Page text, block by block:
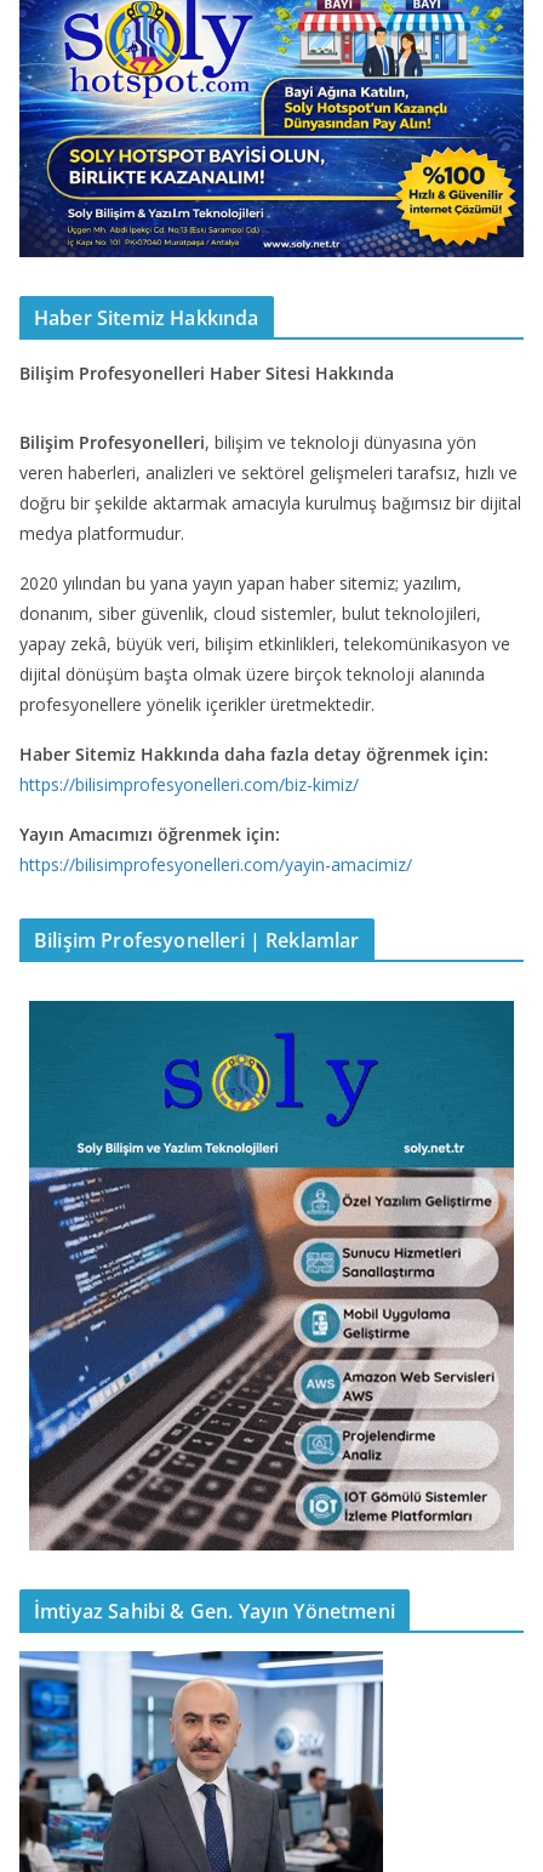
Haber Sitemiz Hakkında
Bilişim Profesyonelleri Haber Sitesi Hakkında
Bilişim Profesyonelleri, bilişim ve teknoloji dünyasına yön
veren haberleri, analizleri ve sektörel gelişmeleri tarafsız, hızlı ve
doğru bir şekilde aktarmak amacıyla kurulmuş bağımsız bir dijital
medya platformudur.
2020 yılından bu yana yayın yapan haber sitemiz; yazılım,
donanım, siber güvenlik, cloud sistemler, bulut teknolojileri,
yapay zekâ, büyük veri, bilişim etkinlikleri, telekomünikasyon ve
dijital dönüşüm başta olmak üzere birçok teknoloji alanında
profesyonellere yönelik içerikler üretmektedir.
Haber Sitemiz Hakkında daha fazla detay öğrenmek için:
https://bilisimprofesyonelleri.com/biz-kimiz/
Yayın Amacımızı öğrenmek için:
https://bilisimprofesyonelleri.com/yayin-amacimiz/
Bilişim Profesyonelleri | Reklamlar
İmtiyaz Sahibi & Gen. Yayın Yönetmeni